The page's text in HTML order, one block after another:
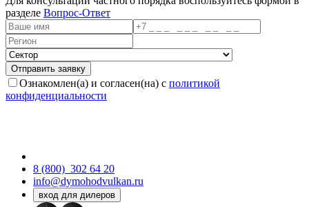
разделе Вопрос-Ответ
Ознакомлен(а) и согласен(на) с политикой
конфиденциальности
8 (800) 302 64 20
info@dymohodvulkan.ru